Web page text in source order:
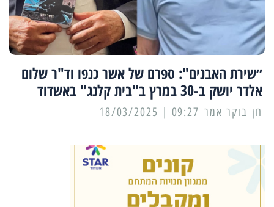
״שירת האבנים": ספרם של אשר כנפו וד"ר שלום
אלדר יושק ב-30 במרץ ב"בית קלנג" באשדוד
09:27 | 18/03/2025